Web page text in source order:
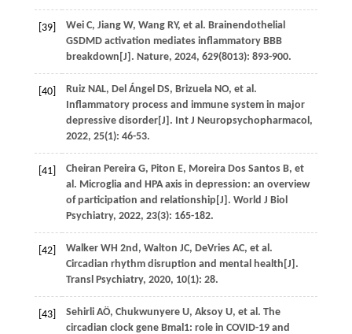
[39] Wei C, Jiang W, Wang RY, et al. Brainendothelial
GSDMD activation mediates inflammatory BBB
breakdown[J]. Nature, 2024, 629(8013): 893-900.
[40] Ruiz NAL, Del Ángel DS, Brizuela NO, et al.
Inflammatory process and immune system in major
depressive disorder[J]. Int J Neuropsychopharmacol,
2022, 25(1): 46-53.
[41] Cheiran Pereira G, Piton E, Moreira Dos Santos B, et
al. Microglia and HPA axis in depression: an overview
of participation and relationship[J]. World J Biol
Psychiatry, 2022, 23(3): 165-182.
[42] Walker WH 2nd, Walton JC, DeVries AC, et al.
Circadian rhythm disruption and mental health[J].
Transl Psychiatry, 2020, 10(1): 28.
[43] Sehirli AÖ, Chukwunyere U, Aksoy U, et al. The
circadian clock gene Bmal1: role in COVID-19 and